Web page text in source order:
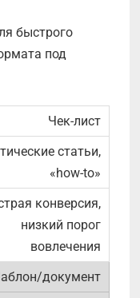
быстрого
под
Чек-лист
статьи,
«how-to»
конверсия,
низкий порог
вовлечения
документ